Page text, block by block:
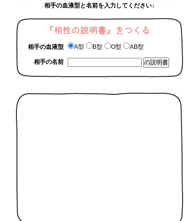
相手の血液型と名前を入力してください↓
相手の血液型 A型 B型 O型 AB型
相手の名前